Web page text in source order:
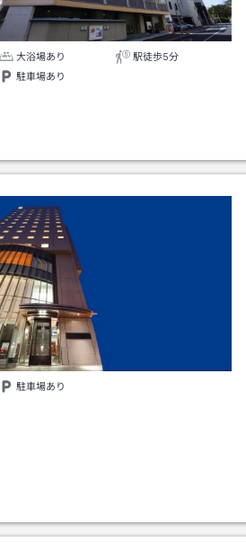
大浴場あり
駅徒歩5分
駐車場あり
駐車場あり